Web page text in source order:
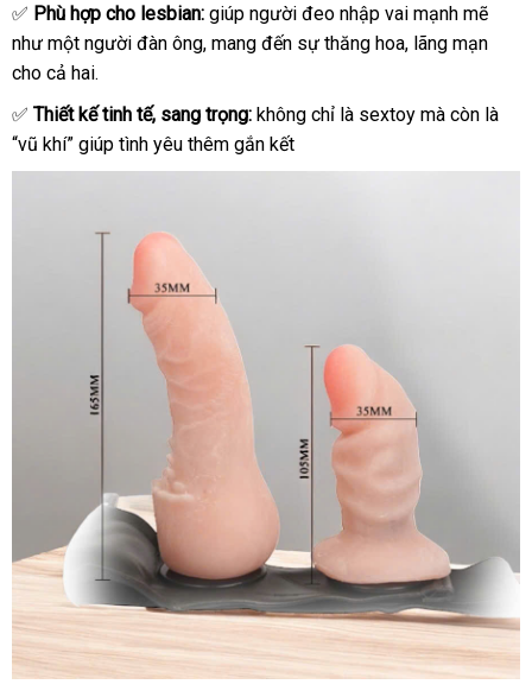
✅ Phù hợp cho lesbian: giúp người đeo nhập vai mạnh mẽ
như một người đàn ông, mang đến sự thăng hoa, lãng mạn
cho cả hai.
✅ Thiết kế tinh tế, sang trọng: không chỉ là sextoy mà còn là
“vũ khí” giúp tình yêu thêm gắn kết